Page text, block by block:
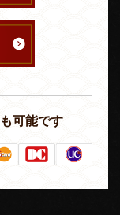
可能です